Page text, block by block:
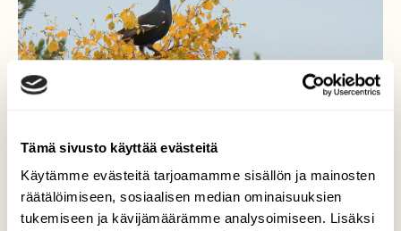
Tämä sivusto käyttää evästeitä
Käytämme evästeitä tarjoamamme sisällön ja mainosten
räätälöimiseen, sosiaalisen median ominaisuuksien
tukemiseen ja kävijämäärämme analysoimiseen. Lisäksi